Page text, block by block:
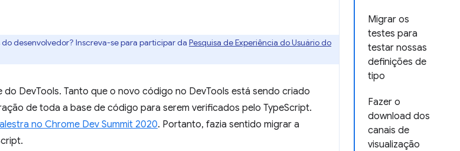
Migrar os
testes para
testar nossas
definições de
tipo
Fazer o
download dos
canais de
visualização
desenvolvedor? Inscreva-se para participar da Pesquisa de Experiência do Usuário do
DevTools. Tanto que o novo código no DevTools está sendo criado
de toda a base de código para serem verificados pelo TypeScript.
no Chrome Dev Summit 2020. Portanto, fazia sentido migrar a